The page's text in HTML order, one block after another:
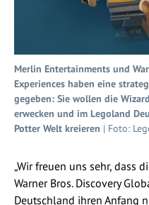
Merlin Entertainments und
Experiences haben eine
gegeben: Sie wollen die
erwecken und im Legoland
Potter Welt kreieren | Foto:
„Wir freuen uns sehr, dass
Warner Bros. Discovery
Deutschland ihren Anfang